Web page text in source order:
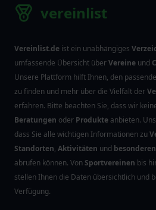
vereinlist
Vereinlist.de ist ein unabhängiges
umfassende Übersicht überVereine und
Unsere Plattform hilft Ihnen, den
zu finden und mehr über die Vielfalt der
erfahren. Bitte beachten Sie, dass wir
Beratungen oder Produkte anbieten.
dass Sie alle wichtigen Informationen zu
Standorten, Aktivitäten und
abrufen können. VonSportvereinen bis
stellen Ihnen die Daten übersichtlich und
Verfügung.